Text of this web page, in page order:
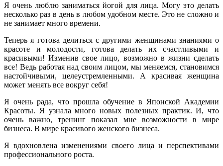
Я очень люблю заниматься йогой для лица. Могу это делать
несколько раз в день в любом удобном месте. Это не сложно и
не занимает много времени.
Теперь я готова делиться с другими женщинами знаниями о
красоте и молодости, готова делать их счастливыми и
красивыми! Изменив свое лицо, возможно в жизни сделать
все! Ведь работая над своим лицом, мы меняемся, становимся
настойчивыми, целеустремленными. А красивая женщина
может менять все вокруг себя!
Я очень рада, что прошла обучение в Японской Академии
Красоты. Я узнала много новых полезных практик. И, что
очень важно, тренинг показал мне возможности в мире
бизнеса. В мире красивого женского бизнеса.
Я вдохновлена изменениями своего лица и перспективами
профессионального роста.